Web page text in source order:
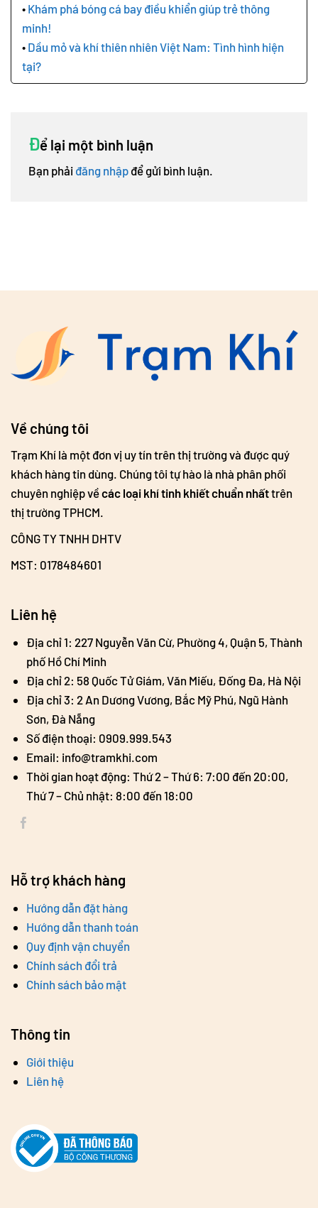
Khám phá bóng cá bay điều khiển giúp trẻ thông
minh!
Dầu mỏ và khí thiên nhiên Việt Nam: Tình hình hiện
tại?
Để lại một bình luận
Bạn phải đăng nhập để gửi bình luận.
Về chúng tôi
Trạm Khí là một đơn vị uy tín trên thị trường và được quý
khách hàng tin dùng. Chúng tôi tự hào là nhà phân phối
chuyên nghiệp vềcác loại khí tinh khiết chuẩn nhấttrên
thị trường TPHCM.
CÔNG TY TNHH DHTV
MST: 0178484601
Liên hệ
Địa chỉ 1: 227 Nguyễn Văn Cừ, Phường 4, Quận 5, Thành
phố Hồ Chí Minh
Địa chỉ 2: 58 Quốc Tử Giám, Văn Miếu, Đống Đa, Hà Nội
Địa chỉ 3: 2 An Dương Vương, Bắc Mỹ Phú, Ngũ Hành
Sơn, Đà Nẵng
Số điện thoại: 0909.999.543
Email: info@tramkhi.com
Thời gian hoạt động: Thứ 2 – Thứ 6: 7:00 đến 20:00,
Thứ 7 – Chủ nhật: 8:00 đến 18:00
Hỗ trợ khách hàng
Hướng dẫn đặt hàng
Hướng dẫn thanh toán
Quy định vận chuyển
Chính sách đổi trả
Chính sách bảo mật
Thông tin
Giới thiệu
Liên hệ